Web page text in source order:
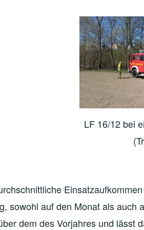
LF 16/12 bei
sowohl auf den Monat als auch
dem des Vorjahres und lässt